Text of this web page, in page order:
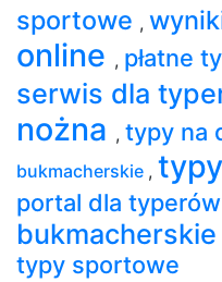
sportowe ,
online , płatne
serwis dla
nożna , typy na
bukmacherskie ,
portal dla typerów
bukmacherskie
typy sportowe